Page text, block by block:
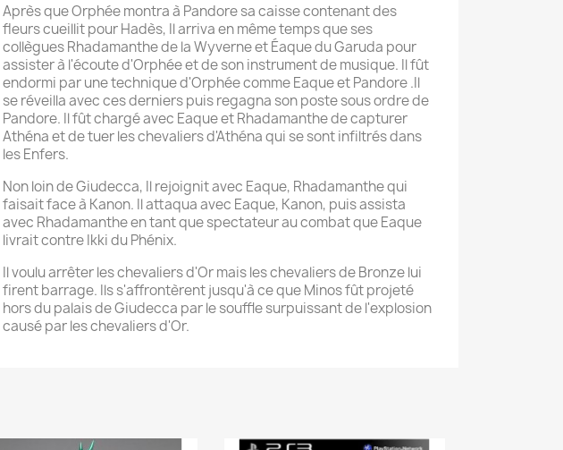
Après que Orphée montra à Pandore sa caisse contenant des
fleurs cueillit pour Hadès, Il arriva en même temps que ses
collègues Rhadamanthe de la Wyverne et Éaque du Garuda pour
assister à l'écoute d'Orphée et de son instrument de musique. Il fût
endormi par une technique d'Orphée comme Eaque et Pandore .Il
se réveilla avec ces derniers puis regagna son poste sous ordre de
Pandore. Il fût chargé avec Eaque et Rhadamanthe de capturer
Athéna et de tuer les chevaliers d'Athéna qui se sont infiltrés dans
les Enfers.
Non loin de Giudecca, Il rejoignit avec Eaque, Rhadamanthe qui
faisait face à Kanon. Il attaqua avec Eaque, Kanon, puis assista
avec Rhadamanthe en tant que spectateur au combat que Eaque
livrait contre Ikki du Phénix.
Il voulu arrêter les chevaliers d'Or mais les chevaliers de Bronze lui
firent barrage. Ils s'affrontèrent jusqu'à ce que Minos fût projeté
hors du palais de Giudecca par le souffle surpuissant de l'explosion
causé par les chevaliers d'Or.